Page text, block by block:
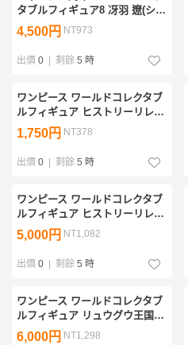
タブルフィギュア8 冴羽 遼(シテ
ィーハンター J STARS)
4,500円 NT973
出價 0 剩餘 5 時
ワンピース ワールドコレクタブ
ルフィギュア ヒストリーリレー
20TH vol.2 フランキー
1,750円 NT378
出價 0 剩餘 5 時
ワンピース ワールドコレクタブ
ルフィギュア ヒストリーリレー
20TH vol.5 クザン(青キジ)
5,000円 NT1,082
出價 0 剩餘 5 時
ワンピース ワールドコレクタブ
ルフィギュア リュウグウ王国1
ナミ
6,000円 NT1,298